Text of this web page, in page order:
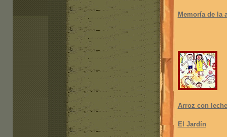
Memoría de la
Arroz con leche
El Jardín